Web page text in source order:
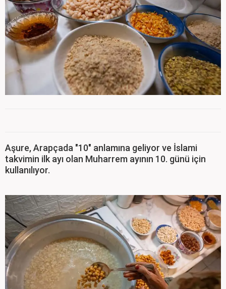
Aşure, Arapçada "10" anlamına geliyor ve İslami
takvimin ilk ayı olan Muharrem ayının 10. günü için
kullanılıyor.